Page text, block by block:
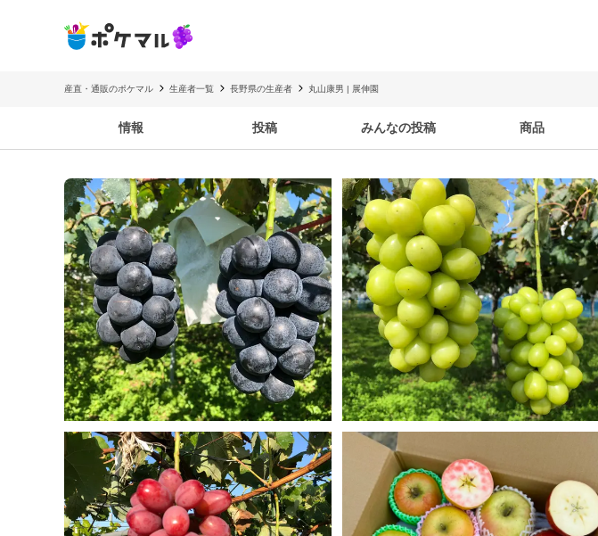
産直・通販のポケマル 生産者一覧 長野県の生産者 丸山康男 | 展伸園
情報 投稿 みんなの投稿 商品